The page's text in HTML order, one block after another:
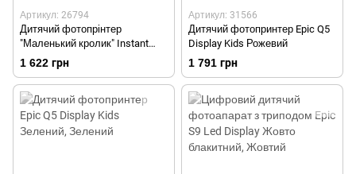
Артикул: 26794
Дитячий фотопрінтер
"Маленький кролик" Instant
Print Epic A19 Рожевий
1 622 грн
Артикул: 31566
Дитячий фотопринтер Epic Q5
Display Kids Рожевий
1 791 грн